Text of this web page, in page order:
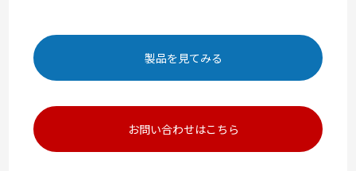
製品を見てみる
お問い合わせはこちら